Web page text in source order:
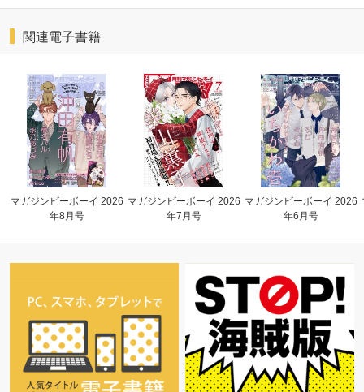
関連電子書籍
マガジンビーボーイ 2026
年8月号
マガジンビーボーイ 2026
年7月号
マガジンビーボーイ 2026
年6月号